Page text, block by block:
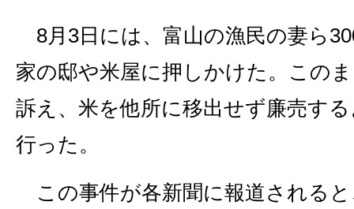
8月3日には、富山の漁民の妻ら
家の邸や米屋に押しかけた。この
訴え、米を他所に移出せず廉売す
行った。
この事件が各新聞に報道される